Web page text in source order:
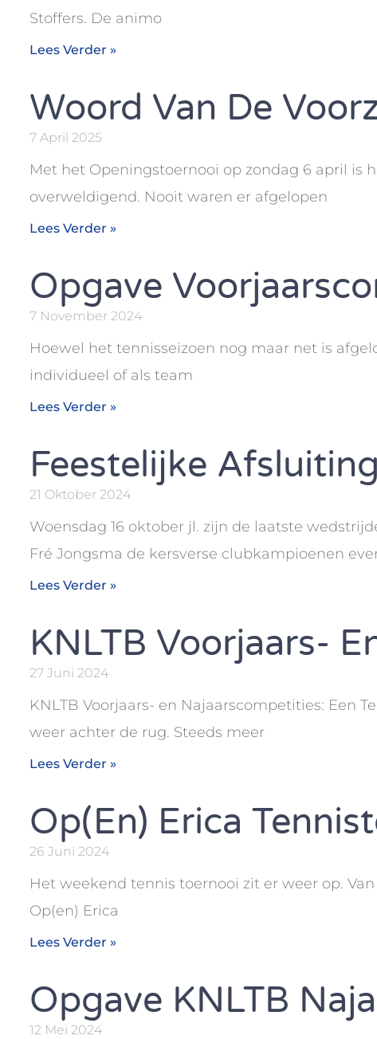
Stoffers. De animo
Lees Verder »
Woord Van De
7 April 2025
Met het Openingstoernooi op zondag 6 april is
overweldigend. Nooit waren er afgelopen
Lees Verder »
Opgave
7 November 2024
Hoewel het tennisseizoen nog maar net is
individueel of als team
Lees Verder »
Feestelijke
21 Oktober 2024
Woensdag 16 oktober jl. zijn de laatste
Fré Jongsma de kersverse clubkampioenen
Lees Verder »
KNLTB Voorjaars-
27 Juni 2024
KNLTB Voorjaars- en Najaarscompetities: Een
weer achter de rug. Steeds meer
Lees Verder »
Op(en) Erica
26 Juni 2024
Het weekend tennis toernooi zit er weer op.
Op(en) Erica
Lees Verder »
Opgave KNLTB
12 Mei 2024